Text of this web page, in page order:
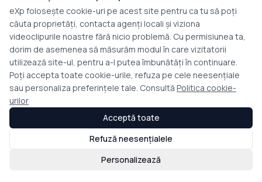
eXp folosește cookie-uri pe acest site pentru ca tu să poți
căuta proprietăți, contacta agenți locali și viziona
videoclipurile noastre fără nicio problemă. Cu permisiunea ta,
dorim de asemenea să măsurăm modul în care vizitatorii
utilizează site-ul, pentru a-l putea îmbunătăți în continuare.
Poți accepta toate cookie-urile, refuza pe cele neesențiale
sau personaliza preferințele tale. Consultă Politica cookie-
urilor
Personalizează
Refuză neesențialele
Acceptă toate